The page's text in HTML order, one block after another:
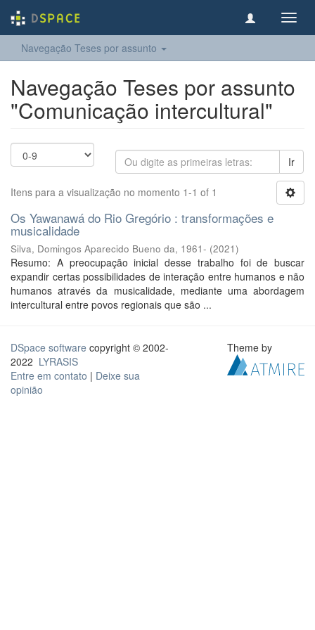
Navegação Teses por assunto
Navegação Teses por assunto
"Comunicação intercultural"
Ir
Itens para a visualização no momento 1-1 of 1
Os Yawanawá do Rio Gregório : transformações e
musicalidade
Silva, Domingos Aparecido Bueno da, 1961- (2021)
Resumo: A preocupação inicial desse trabalho foi de buscar
expandir certas possibilidades de interação entre humanos e não
humanos através da musicalidade, mediante uma abordagem
intercultural entre povos regionais que são ...
DSpace software copyright © 2002-
2022 LYRASIS
Entre em contato | Deixe sua
opinião
Theme by